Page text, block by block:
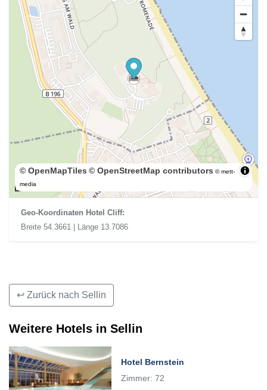
200 m
© OpenMapTiles © OpenStreetMap contributors © mett-
media
Geo-Koordinaten Hotel Cliff:
Breite 54.3661 | Länge 13.7086
↩ Zurück nach Sellin
Weitere Hotels in Sellin
Hotel Bernstein
Zimmer: 72